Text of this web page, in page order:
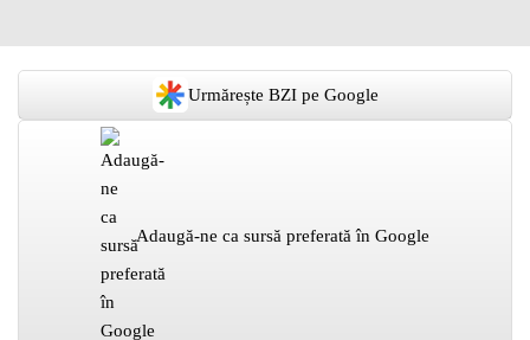
Urmărește BZI pe Google
Adaugă-ne ca sursă preferată în Google